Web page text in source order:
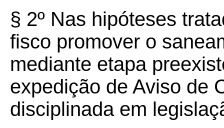
§ 2º Nas hipóteses
fisco promover o
mediante etapa
expedição de Aviso de
disciplinada em